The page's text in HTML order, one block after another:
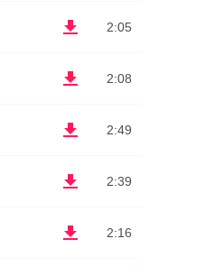
2:05
2:08
2:49
2:39
2:16